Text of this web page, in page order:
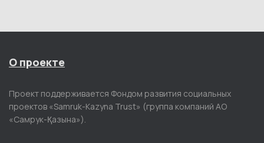
О проекте
Проект поддерживается Фондом развития социальных
проектов «Samruk-Kazyna Trust» (группа компаний АО
«Самрук-Қазына»).